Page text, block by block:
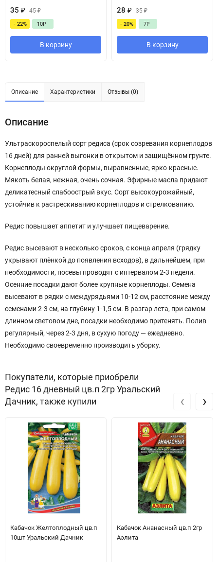
35 ₽ 45₽
- 22% 10₽
В корзину
28 ₽ 35₽
- 20% 7₽
В корзину
Описание Характеристики Отзывы (0)
Описание
Ультраскороспелый сорт редиса (срок созревания корнеплодов
16 дней) для ранней выгонки в открытом и защищённом грунте.
Корнеплоды округлой формы, выравненные, ярко-красные.
Мякоть белая, нежная, очень сочная. Эфирные масла придают
деликатесный слабоострый вкус. Сорт высокоурожайный,
устойчив к растрескиванию корнеплодов и стрелкованию.
Редис повышает аппетит и улучшает пищеварение.
Редис высевают в несколько сроков, с конца апреля (грядку
укрывают плёнкой до появления всходов), в дальнейшем, при
необходимости, посевы проводят с интервалом 2-3 недели.
Осенние посадки дают более крупные корнеплоды. Семена
высевают в рядки с междурядьями 10-12 см, расстояние между
семенами 2-3 см, на глубину 1-1,5 см. В разгар лета, при самом
длинном световом дне, посадки необходимо притенять. Полив
регулярный, через 2-3 дня, в сухую погоду — ежедневно.
Необходимо своевременно производить уборку.
Покупатели, которые приобрели
Редис 16 дневный цв.п 2гр Уральский
Дачник, также купили
Кабачок Желтоплодный цв.п
10шт Уральский Дачник
Кабачок Ананасный цв.п 2гр
Аэлита
‹ ›